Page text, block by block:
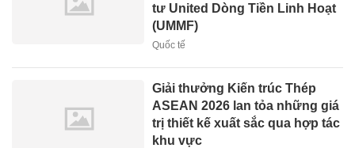
tư United Dòng Tiền Linh Hoạt
(UMMF)
Quốc tế
Giải thưởng Kiến trúc Thép
ASEAN 2026 lan tỏa những giá
trị thiết kế xuất sắc qua hợp tác
khu vực